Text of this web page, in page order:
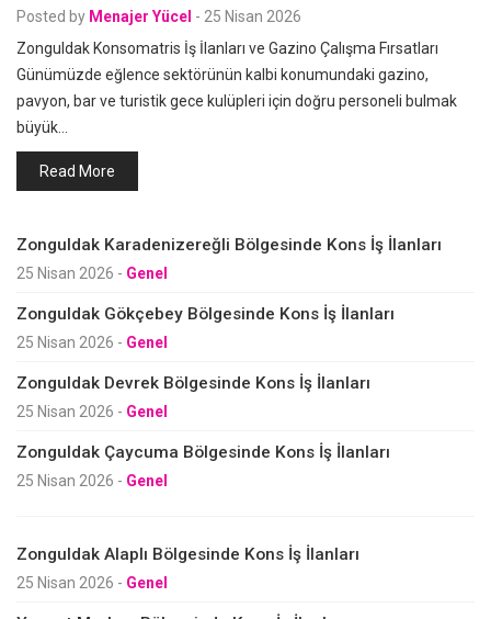
Posted by Menajer Yücel - 25 Nisan 2026
Zonguldak Konsomatris İş İlanları ve Gazino Çalışma Fırsatları
Günümüzde eğlence sektörünün kalbi konumundaki gazino,
pavyon, bar ve turistik gece kulüpleri için doğru personeli bulmak
büyük…
Read More
Zonguldak Karadenizereğli Bölgesinde Kons İş İlanları
25 Nisan 2026 - Genel
Zonguldak Gökçebey Bölgesinde Kons İş İlanları
25 Nisan 2026 - Genel
Zonguldak Devrek Bölgesinde Kons İş İlanları
25 Nisan 2026 - Genel
Zonguldak Çaycuma Bölgesinde Kons İş İlanları
25 Nisan 2026 - Genel
Zonguldak Alaplı Bölgesinde Kons İş İlanları
25 Nisan 2026 - Genel